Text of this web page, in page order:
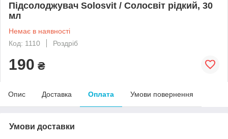
Підсолоджувач Solosvit / Солосвіт рідкий, 30
мл
Немає в наявності
Код: 1110
Роздріб
190 ₴
Опис Доставка Оплата Умови повернення
Умови доставки